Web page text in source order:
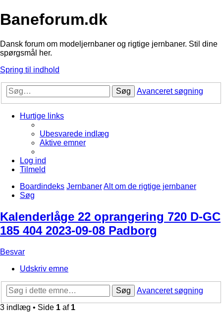
Baneforum.dk
Dansk forum om modeljernbaner og rigtige jernbaner. Stil dine
spørgsmål her.
Spring til indhold
Søg Avanceret søgning
Hurtige links
Ubesvarede indlæg
Aktive emner
Log ind
Tilmeld
Boardindeks JernbanerAlt om de rigtige jernbaner
Søg
Kalenderlåge 22 oprangering 720 D-GC
185 404 2023-09-08 Padborg
Besvar
Udskriv emne
Søg
Avanceret søgning
3 indlæg • Side 1 af 1